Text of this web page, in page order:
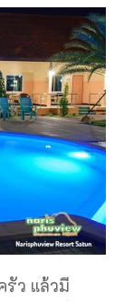
รัว แล้วมี